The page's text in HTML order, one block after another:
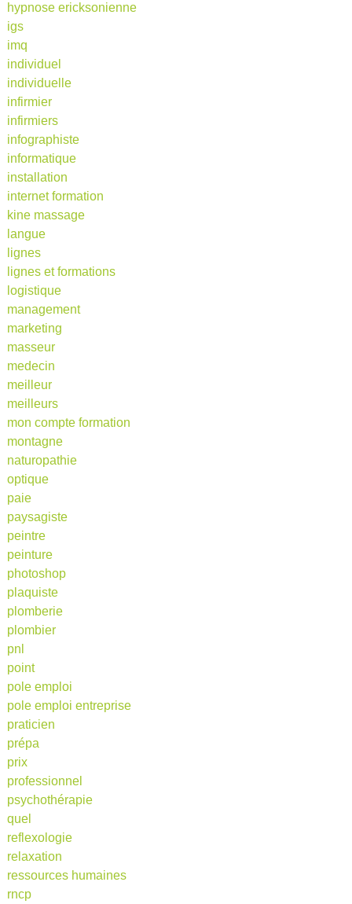
hypnose ericksonienne
igs
imq
individuel
individuelle
infirmier
infirmiers
infographiste
informatique
installation
internet formation
kine massage
langue
lignes
lignes et formations
logistique
management
marketing
masseur
medecin
meilleur
meilleurs
mon compte formation
montagne
naturopathie
optique
paie
paysagiste
peintre
peinture
photoshop
plaquiste
plomberie
plombier
pnl
point
pole emploi
pole emploi entreprise
praticien
prépa
prix
professionnel
psychothérapie
quel
reflexologie
relaxation
ressources humaines
rncp